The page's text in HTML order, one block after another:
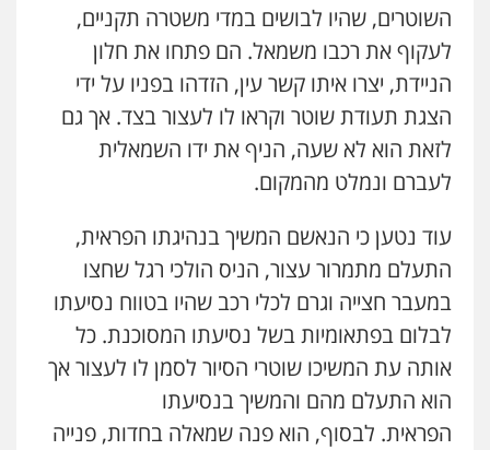
השוטרים, שהיו לבושים במדי משטרה תקניים,
לעקוף את רכבו משמאל. הם פתחו את חלון
הניידת, יצרו איתו קשר עין, הזדהו בפניו על ידי
הצגת תעודת שוטר וקראו לו לעצור בצד. אך גם
לזאת הוא לא שעה, הניף את ידו השמאלית
לעברם ונמלט מהמקום.
עוד נטען כי הנאשם המשיך בנהיגתו הפראית,
התעלם מתמרור עצור, הניס הולכי רגל שחצו
במעבר חצייה וגרם לכלי רכב שהיו בטווח נסיעתו
לבלום בפתאומיות בשל נסיעתו המסוכנת. כל
אותה עת המשיכו שוטרי הסיור לסמן לו לעצור אך
הוא התעלם מהם והמשיך בנסיעתו
הפראית. לבסוף, הוא פנה שמאלה בחדות, פנייה